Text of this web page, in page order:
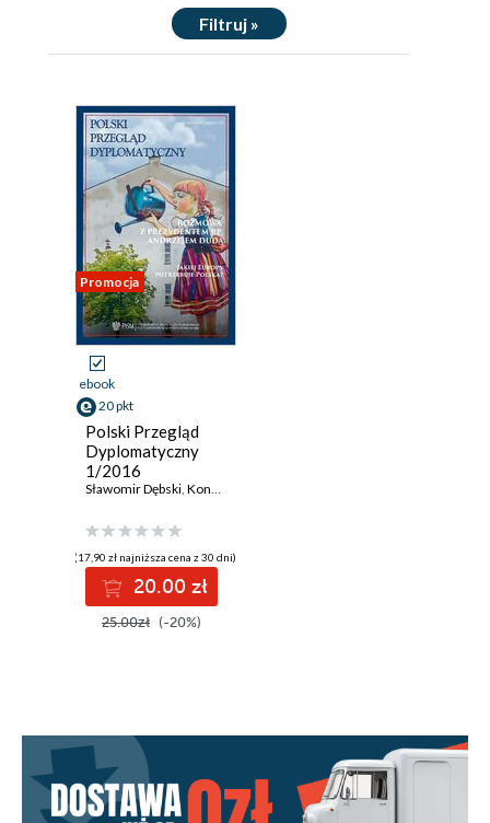
Filtruj »
Promocja
ebook
20 pkt
Polski Przegląd
Dyplomatyczny
1/2016
Sławomir Dębski, Konrad Szymański
(17,90 zł najniższa cena z 30 dni)
20.00 zł
25.00zł (-20%)